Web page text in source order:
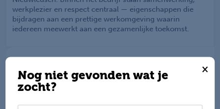
×
Nog niet gevonden wat je
zocht?
werkplezier en respect centraal — eigenschappen die
bijdragen aan een prettige werkomgeving waarin
iedereen meewerkt aan een gezamenlijke toekomst.
Werkis wordt beoordeeld
met een9.2
Deel deze vacature